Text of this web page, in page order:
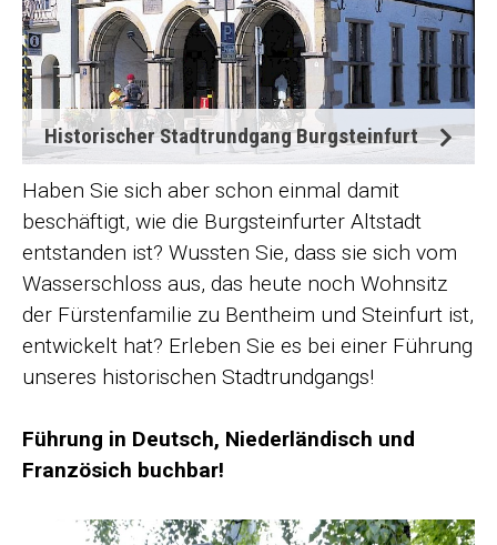
Historischer Stadtrundgang Burgsteinfurt
Haben Sie sich aber schon einmal damit
beschäftigt, wie die Burgsteinfurter Altstadt
entstanden ist? Wussten Sie, dass sie sich vom
Wasserschloss aus, das heute noch Wohnsitz
der Fürstenfamilie zu Bentheim und Steinfurt ist,
entwickelt hat? Erleben Sie es bei einer Führung
unseres historischen Stadtrundgangs!
Führung in Deutsch, Niederländisch und
Französich buchbar!